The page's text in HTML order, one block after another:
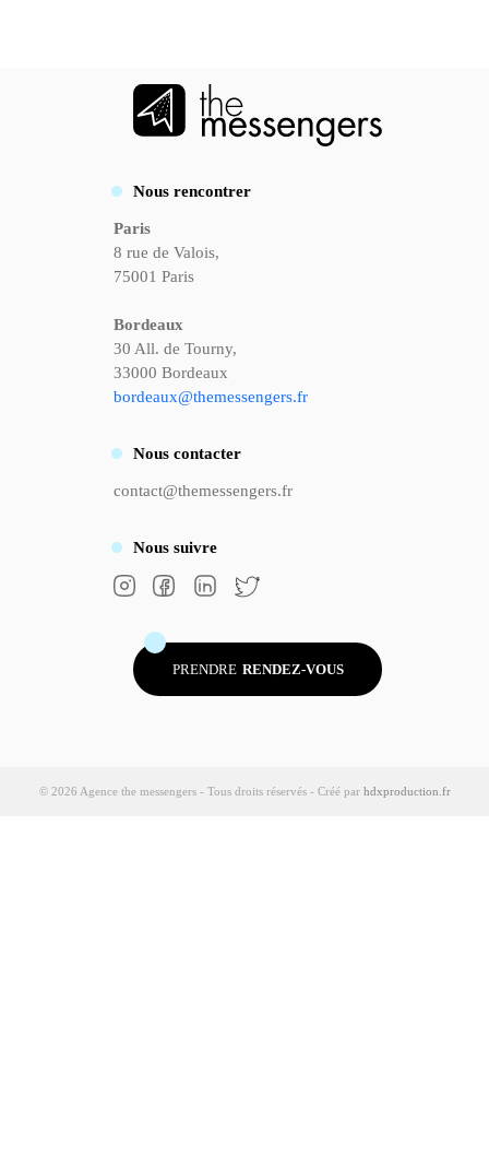
Nous rencontrer
Paris
8 rue de Valois,
75001 Paris
Bordeaux
30 All. de Tourny,
33000 Bordeaux
bordeaux@themessengers.fr
Nous contacter
contact@themessengers.fr
Nous suivre
PRENDRE RENDEZ-VOUS
© 2026 Agence the messengers - Tous droits réservés - Créé par hdxproduction.fr